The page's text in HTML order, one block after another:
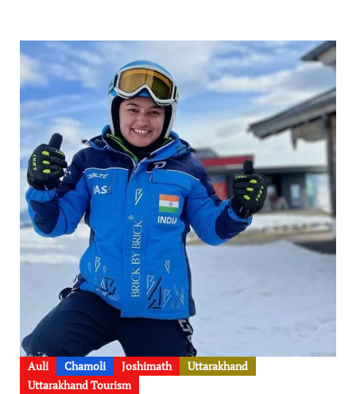
Auli Chamoli Joshimath
Uttarakhand
Uttarakhand Tourism